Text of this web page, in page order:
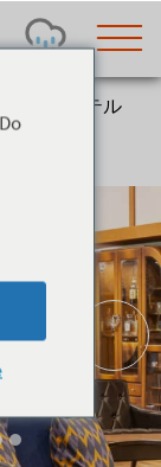
-
Runs (%)
カーホステル